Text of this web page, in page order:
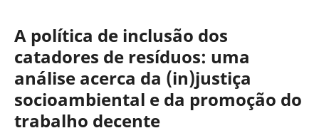
A política de inclusão dos
catadores de resíduos: uma
análise acerca da (in)justiça
socioambiental e da promoção do
trabalho decente